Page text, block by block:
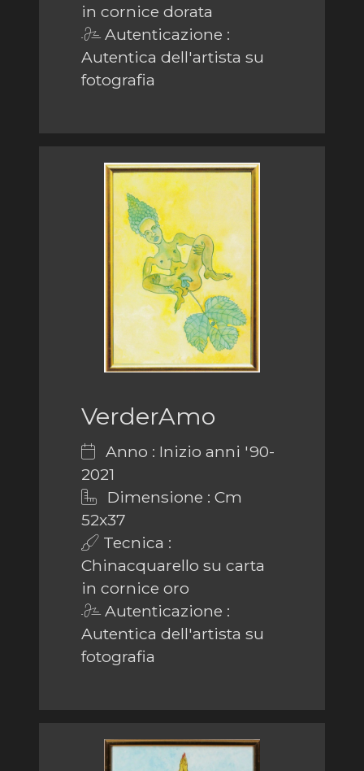
in cornice dorata
Autenticazione :
Autentica dell'artista su
fotografia
VerderAmo
Anno : Inizio anni '90-
2021
Dimensione : Cm
52x37
Tecnica :
Chinacquarello su carta
in cornice oro
Autenticazione :
Autentica dell'artista su
fotografia